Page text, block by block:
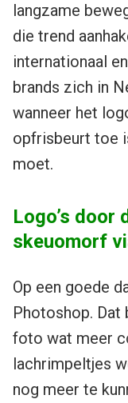
langzame
die trend
internationaal
brands zich in
wanneer het
opfrisbeurt toe
moet.
Logo’s door
skeuomorf
Op een goede
Photoshop.
foto wat meer
lachrimpeltjes
nog meer te